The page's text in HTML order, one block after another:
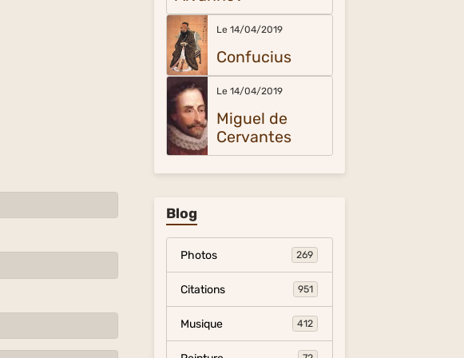
Le 14/04/2019
Confucius
Le 14/04/2019
Miguel de
Cervantes
Blog
Photos 269
Citations 951
Musique 412